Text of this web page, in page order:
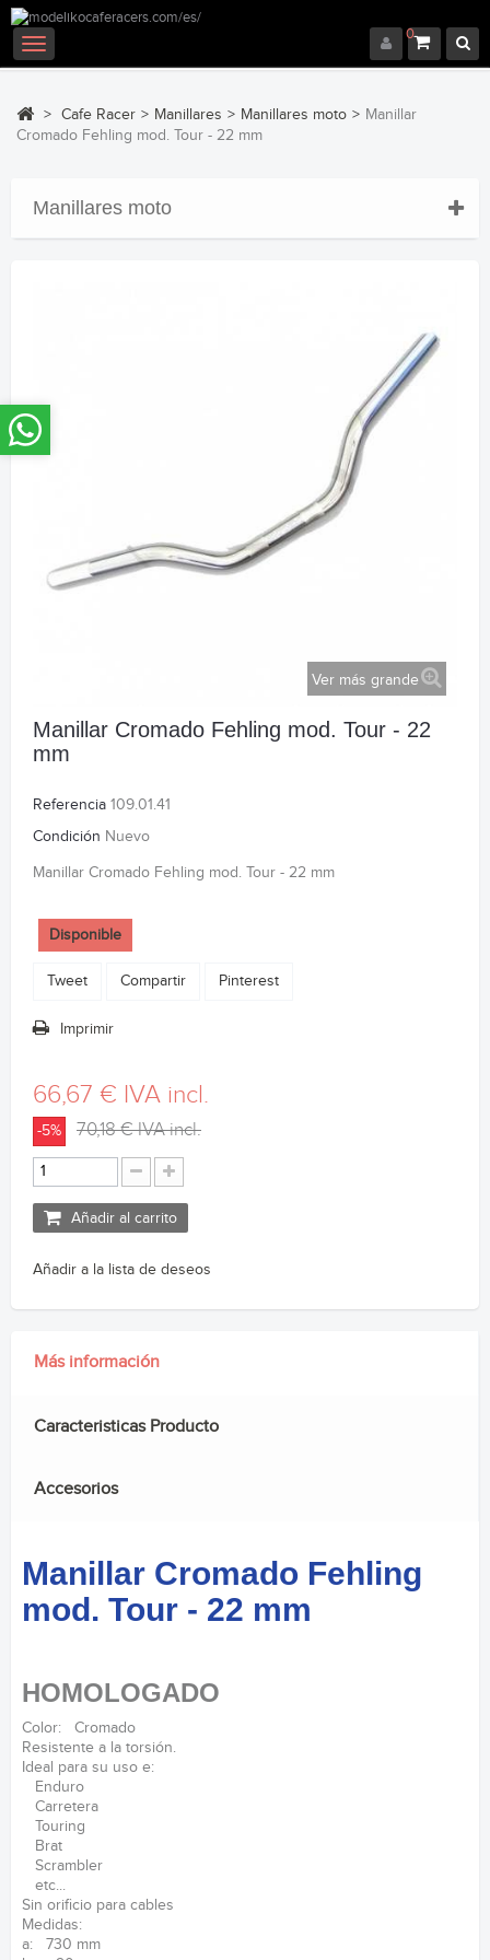
0
Navegación
Toggle
> Cafe Racer > Manillares > Manillares moto > Manillar
Cromado Fehling mod. Tour - 22 mm
Manillares moto
Ver más grande
Manillar Cromado Fehling mod. Tour - 22
mm
Referencia 109.01.41
Condición Nuevo
Manillar Cromado Fehling mod. Tour - 22 mm
Disponible
Tweet Compartir Pinterest
Imprimir
66,67 € IVA incl.
-5% 70,18 €IVA incl.
Añadir al carrito
Añadir a la lista de deseos
Más información
Caracteristicas Producto
Accesorios
Manillar Cromado Fehling
mod. Tour - 22 mm
HOMOLOGADO
Color: Cromado
Resistente a la torsión.
Ideal para su uso e:
Enduro
Carretera
Touring
Brat
Scrambler
etc...
Sin orificio para cables
Medidas:
a: 730 mm